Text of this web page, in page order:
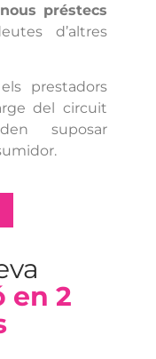
nous préstecs
d’altres
prestadors
del circuit
suposar
en 2